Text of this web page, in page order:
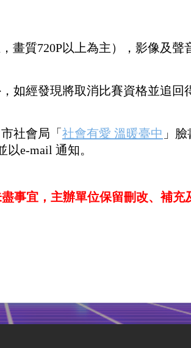
畫質720P以上為主），影像及聲
如經發現將取消比賽資格並追回
社會局「 社會有愛 溫暖臺中 」
以e-mail 通知。
事宜，主辦單位保留刪改、補充